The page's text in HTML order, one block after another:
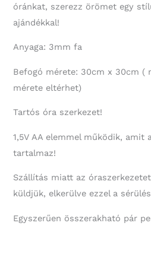
óránkat, szerezz örömet egy
ajándékkal!
Anyaga: 3mm fa
Befogó mérete: 30cm x 30cm (
mérete eltérhet)
Tartós óra szerkezet!
1,5V AA elemmel működik, amit
tartalmaz!
Szállítás miatt az
küldjük, elkerülve ezzel a
Egyszerűen összerakható pár